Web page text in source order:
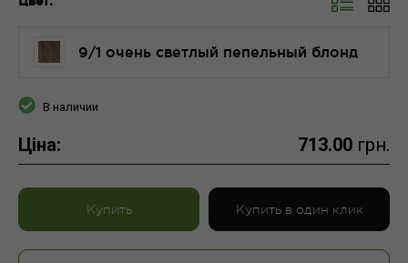
9/1 очень светлый пепельный блонд
В наличии
Ціна: 713.00 грн.
Купить Купить в один клик